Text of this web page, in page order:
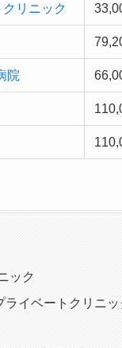
リニック
院
ック
ライベートクリニッ